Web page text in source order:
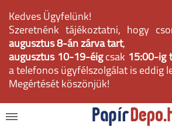
Kedves Ügyfelünk!
Szeretnénk tájékoztatni, hogy
augusztus 8-án zárva tart,
augusztus 10-19-éig csak 15:00-ig
a telefonos ügyfélszolgálat is eddig
Megértését köszönjük!